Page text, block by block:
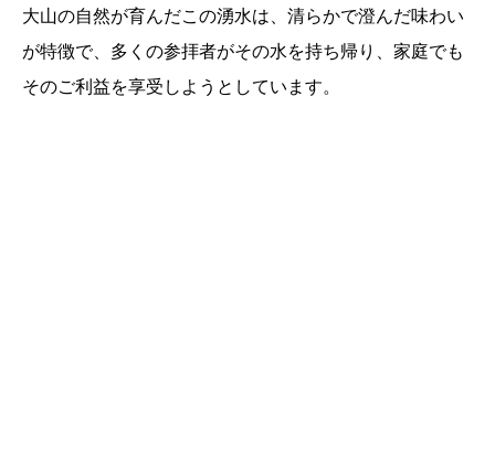
大山の自然が育んだこの湧水は、清らかで澄んだ味わい
が特徴で、多くの参拝者がその水を持ち帰り、家庭でも
そのご利益を享受しようとしています。